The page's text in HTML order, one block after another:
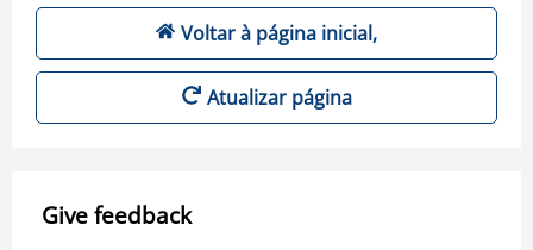
Voltar à página inicial,
Atualizar página
Give feedback